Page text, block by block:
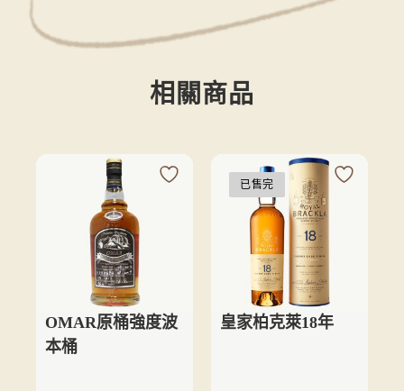
相關商品
OMAR原桶強度波
本桶
已售完
皇家柏克萊18年